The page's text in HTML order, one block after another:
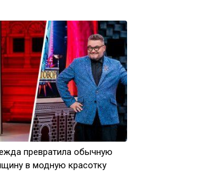
превратила обычную
в модную красотку